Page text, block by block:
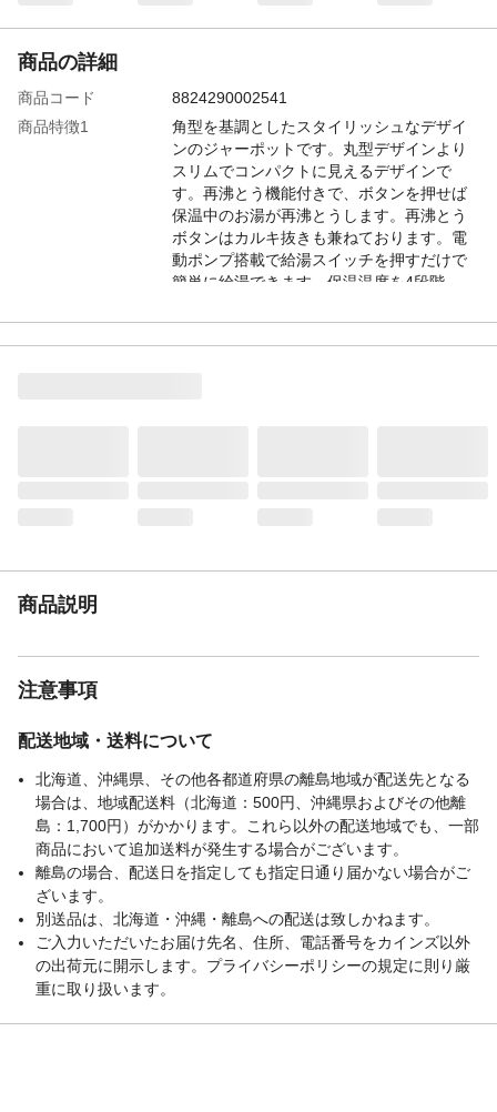
商品の詳細
商品コード
8824290002541
商品特徴1
角型を基調としたスタイリッシュなデザイ
ンのジャーポットです。丸型デザインより
スリムでコンパクトに見えるデザインで
す。再沸とう機能付きで、ボタンを押せば
保温中のお湯が再沸とうします。再沸とう
ボタンはカルキ抜きも兼ねております。電
動ポンプ搭載で給湯スイッチを押すだけで
簡単に給湯できます。保温温度を4段階
複数のシーンで使用可能です。空焚き防止
機能付きで、容器に水がない空焚き状態を
ないときは、自動でヒーターへの通電を停
う機能付きで、ボタンを押せば保温中のお
備考1
●電源：AC100V、50/60Hz●定格消費電力：
700W●消費電力量※1：1.21kWh/日(1日当
たり)/442kWh/年(年間)※1：室温23℃、湯
沸かし2回/1日、再沸とう1回/1日、保温23
時間/1日、365日/年、その他水量などの試
112による測定●定格容量：2.2L●沸とうまで
の目安時間※2：約20分※2：水量：満水、
水温・室温：23℃、電源電圧：100Vのとき
備考2
商品説明
注意事項
配送地域・送料について
北海道、沖縄県、その他各都道府県の離島地域が配送先となる
場合は、地域配送料（北海道：500円、沖縄県およびその他離
島：1,700円）がかかります。これら以外の配送地域でも、一部
商品において追加送料が発生する場合がございます。
離島の場合、配送日を指定しても指定日通り届かない場合がご
ざいます。
別送品は、北海道・沖縄・離島への配送は致しかねます。
ご入力いただいたお届け先名、住所、電話番号をカインズ以外
の出荷元に開示します。プライバシーポリシーの規定に則り厳
重に取り扱います。